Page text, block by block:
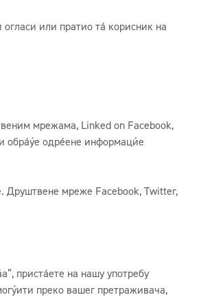
или пратио тај корисник на
мрежама, Linked on Facebook,
одређене информације
Друштвене мреже Facebook, Twitter,
пристајете на нашу употребу
преко вашег претраживача,